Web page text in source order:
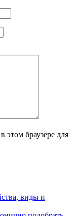
этом браузере для
виды и